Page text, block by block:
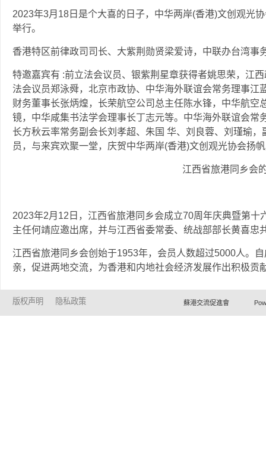
2023年3月18日是个大喜的日子，中华两岸(香港)文创观光
举行。
香港特区前律政司司长、大紫荆勋贤梁爱诗，中联办台湾事
特邀嘉宾有 :前立法会议员、银紫荆星章获得者姚思荣，江
法会议员郑泳舜，北京市政协、中华海外联谊会常务理事江
财务董事长张炳煌，长荣航空公司总主任陈水锋，中华航空
镜，中华咸集书法学会理事长丁志元等。中华海外联谊会常
长方秋云率常务副会长刘孝超、朱国 华、刘良蓉、刘瑾瑜
员，与来宾欢聚一堂，庆贺中华两岸(香港)文创观光协会扬
江西省旅港同乡会
2023年2月12日，江西省旅港同乡会成立70周年庆典暨第
主任何靖应邀出席，并与江西省委常委、统战部部长黄喜忠
江西省旅港同乡会创始于1953年，会员人数超过5000人。
亲，促进两地交流，为香港和内地社会经济发展作出积极贡
版权声明 隐私政策 蘇港交流促進會